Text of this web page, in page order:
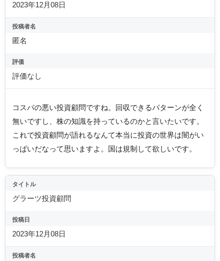
2023年12月08日
投稿者名
匿名
評価
評価なし
コスパの悪い投資顧問ですね。回収できるパターンが全く
無いですし、株の知識を持っているのかと言いたいです。
これで投資顧問が語れるなんて本当に投資の世界は闇がい
っぱいだなって思いますよ。国は規制して欲しいです。
タイトル
グラーツ投資顧問
投稿日
2023年12月08日
投稿者名